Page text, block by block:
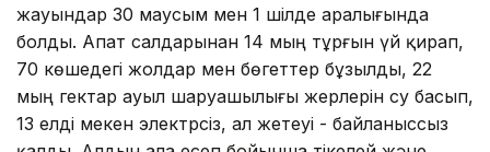
жауындар 30 маусым мен 1 шілде аралығында
болды. Апат салдарынан 14 мың тұрғын үй қирап,
70 көшедегі жолдар мен бөгеттер бұзылды, 22
мың гектар ауыл шаруашылығы жерлерін су басып,
13 елді мекен электрсіз, ал жетеуі - байланыссыз